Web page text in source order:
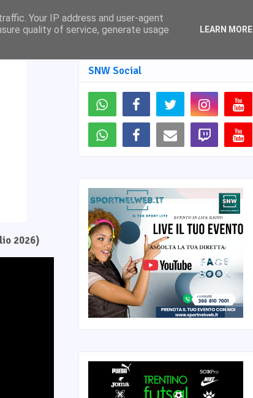
2026)
SNW Social
Your IP address and user-agent
quality of service, generate usage
LEARN MORE